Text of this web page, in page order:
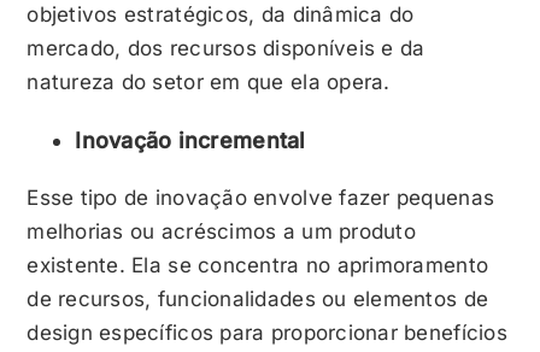
objetivos estratégicos, da dinâmica do
mercado, dos recursos disponíveis e da
natureza do setor em que ela opera.
Inovação incremental
Esse tipo de inovação envolve fazer pequenas
melhorias ou acréscimos a um produto
existente. Ela se concentra no aprimoramento
de recursos, funcionalidades ou elementos de
design específicos para proporcionar benefícios